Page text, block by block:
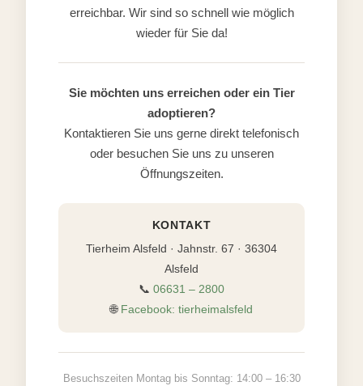
erreichbar. Wir sind so schnell wie möglich
wieder für Sie da!
Sie möchten uns erreichen oder ein Tier
adoptieren?
Kontaktieren Sie uns gerne direkt telefonisch
oder besuchen Sie uns zu unseren
Öffnungszeiten.
KONTAKT
Tierheim Alsfeld · Jahnstr. 67 · 36304
Alsfeld
📞 06631 – 2800
🌐 Facebook: tierheimalsfeld
Besuchszeiten Montag bis Sonntag: 14:00 – 16:30